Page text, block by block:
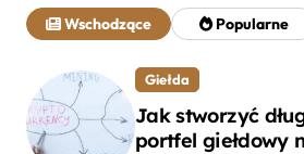
j
:
Wschodzące Popularne
Giełda
Jak stworzyć
portfel giełdowy